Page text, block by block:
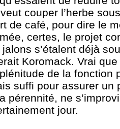
couper l’herbe
de café, pour dire le
certes, le projet
s’étalent déjà
Koromack. Vrai
de la fonction
suffi pour assurer
pérennité, ne
jour.